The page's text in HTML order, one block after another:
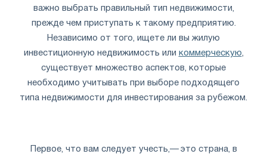
важно выбрать правильный тип недвижимости,
прежде чем приступать к такому предприятию.
Независимо от того, ищете ли вы жилую
инвестиционную недвижимость или коммерческую,
существует множество аспектов, которые
необходимо учитывать при выборе подходящего
типа недвижимости для инвестирования за рубежом.
Первое, что вам следует учесть,— это страна, в